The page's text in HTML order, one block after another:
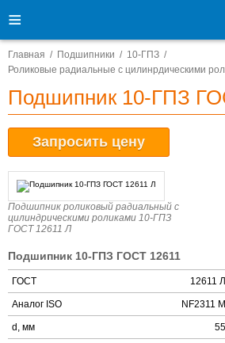
Главная Подшипники
10-ГПЗ
Роликовые радиальные с цилинрдическими
Подшипник 10-ГПЗ
Запросить цену
Подшипник роликовый радиальный с
цилиндрическими роликами 10-ГПЗ
ГОСТ 12611 Л
Подшипник 10-ГПЗ ГОСТ 12611
ГОСТ 12611 Л
Аналог ISO NF2311 M
d, мм 55